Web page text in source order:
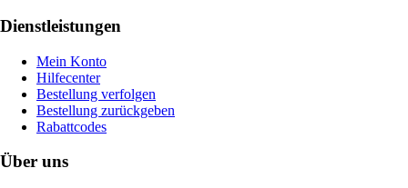
Dienstleistungen
Mein Konto
Hilfecenter
Bestellung verfolgen
Bestellung zurückgeben
Rabattcodes
Über uns